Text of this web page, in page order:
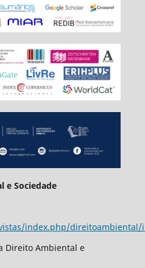
e Sociedade
index.php/direitoambiental/
Direito Ambiental e